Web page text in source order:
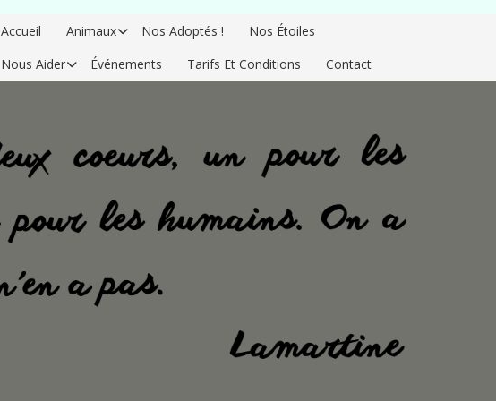
Accueil Animaux Nos Adoptés !
Nos Étoiles
Nous Aider
Événements Tarifs Et Conditions Contact